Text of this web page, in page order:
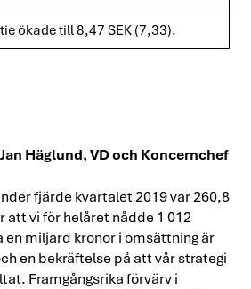
ökade till 8,47 SEK (7,33).
Häglund, VD och Koncernchef
fjärde kvartalet 2019 var 260,8
att vi för helåret nådde 1 012
en miljard kronor i omsättning är
en bekräftelse på att vår strategi
Framgångsrika förvärv i